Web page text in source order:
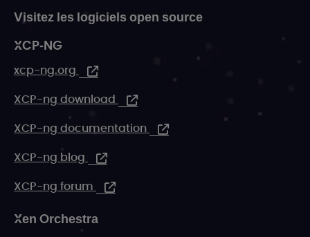
Visitez les logiciels open source
XCP-NG
xcp-ng.org
XCP-ng download
XCP-ng documentation
XCP-ng blog
XCP-ng forum
Xen Orchestra